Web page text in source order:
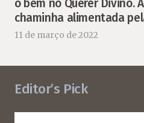
o bem no Querer Divino.
chaminha alimentada
11 de março de 2022
Editor’s Pick